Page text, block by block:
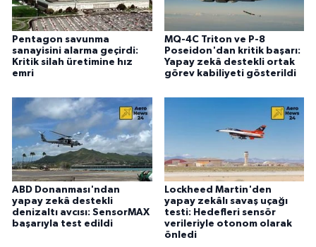
Pentagon savunma
sanayisini alarma geçirdi:
Kritik silah üretimine hız
emri
MQ-4C Triton ve P-8
Poseidon'dan kritik başarı:
Yapay zekâ destekli ortak
görev kabiliyeti gösterildi
ABD Donanması'ndan
yapay zekâ destekli
denizaltı avcısı: SensorMAX
başarıyla test edildi
Lockheed Martin'den
yapay zekâlı savaş uçağı
testi: Hedefleri sensör
verileriyle otonom olarak
önledi